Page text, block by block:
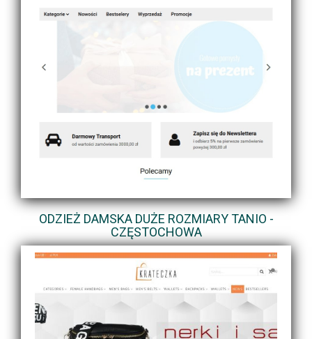
ODZIEŻ DAMSKA DUŻE ROZMIARY TANIO -
CZĘSTOCHOWA